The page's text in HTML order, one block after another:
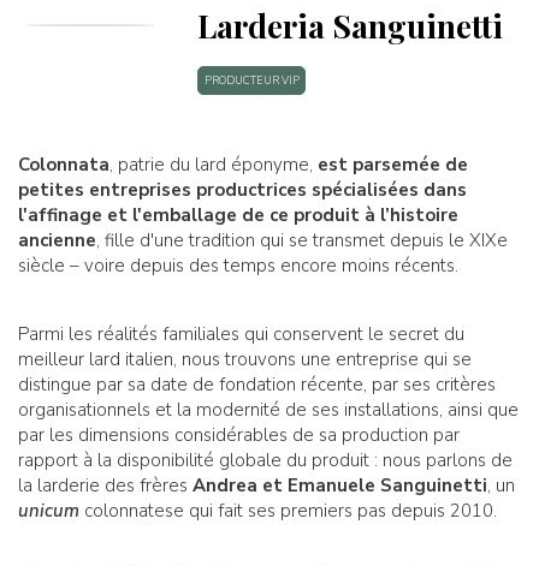
Larderia Sanguinetti
PRODUCTEUR VIP
Colonnata, patrie du lard éponyme, est parsemée de
petites entreprises productrices spécialisées dans
l'affinage et l'emballage de ce produit à l’histoire
ancienne, fille d'une tradition qui se transmet depuis le XIXe
siècle – voire depuis des temps encore moins récents.
Parmi les réalités familiales qui conservent le secret du
meilleur lard italien, nous trouvons une entreprise qui se
distingue par sa date de fondation récente, par ses critères
organisationnels et la modernité de ses installations, ainsi que
par les dimensions considérables de sa production par
rapport à la disponibilité globale du produit : nous parlons de
la larderie des frères Andrea et Emanuele Sanguinetti, un
unicum colonnatese qui fait ses premiers pas depuis 2010.